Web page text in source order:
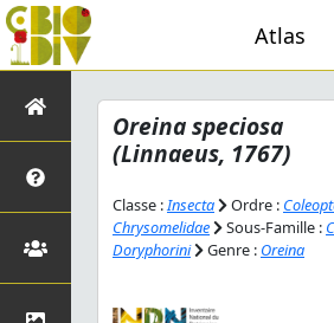
Atlas
Oreina speciosa
(Linnaeus, 1767)
Classe :Insecta Ordre :
Chrysomelidae
Sous-Famille :
Doryphorini
Genre : Oreina